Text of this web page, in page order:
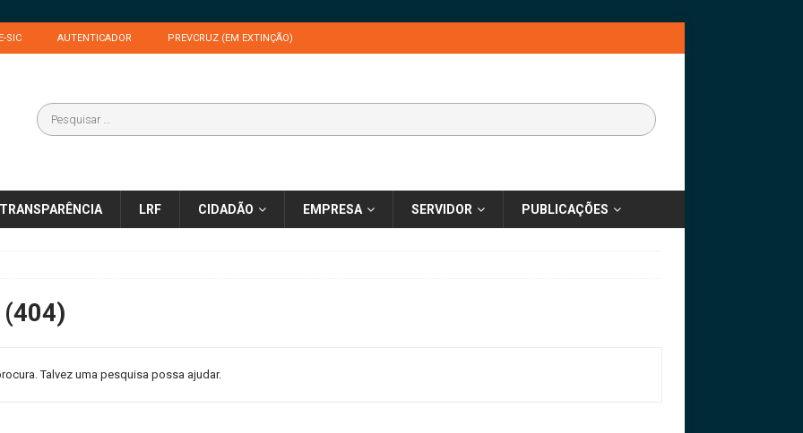
SIC AUTENTICADOR PREVCRUZ (EM EXTINÇÃO)
TRANSPARÊNCIA LRF CIDADÃO EMPRESA SERVIDOR PUBLICAÇÕES
Talvez uma pesquisa possa ajudar.